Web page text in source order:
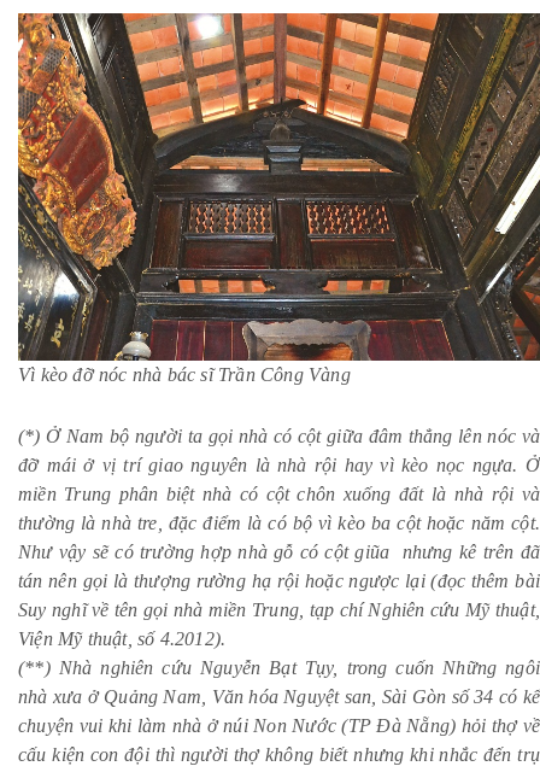
Vì kèo đỡ nóc nhà bác sĩ Trần Công Vàng
(*) Ở Nam bộ người ta gọi nhà có cột giữa đâm thẳng lên nóc và
đỡ mái ở vị trí giao nguyên là nhà rội hay vì kèo nọc ngựa. Ở
miền Trung phân biệt nhà có cột chôn xuống đất là nhà rội và
thường là nhà tre, đặc điểm là có bộ vì kèo ba cột hoặc năm cột.
Như vậy sẽ có trường hợp nhà gỗ có cột giũa nhưng kê trên đã
tán nên gọi là thượng rường hạ rội hoặc ngược lại (đọc thêm bài
Suy nghĩ về tên gọi nhà miền Trung, tạp chí Nghiên cứu Mỹ thuật,
Viện Mỹ thuật, số 4.2012).
(**) Nhà nghiên cứu Nguyễn Bạt Tụy, trong cuốn Những ngôi
nhà xưa ở Quảng Nam, Văn hóa Nguyệt san, Sài Gòn số 34 có kể
chuyện vui khi làm nhà ở núi Non Nước (TP Đà Nẵng) hỏi thợ về
cấu kiện con đội thì người thợ không biết nhưng khi nhắc đến trụ